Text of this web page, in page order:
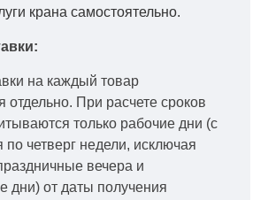
крана самостоятельно.
на каждый товар
отдельно. При расчете сроков
только рабочие дни (с
по четверг недели, исключая
вечера и
дни) от даты получения